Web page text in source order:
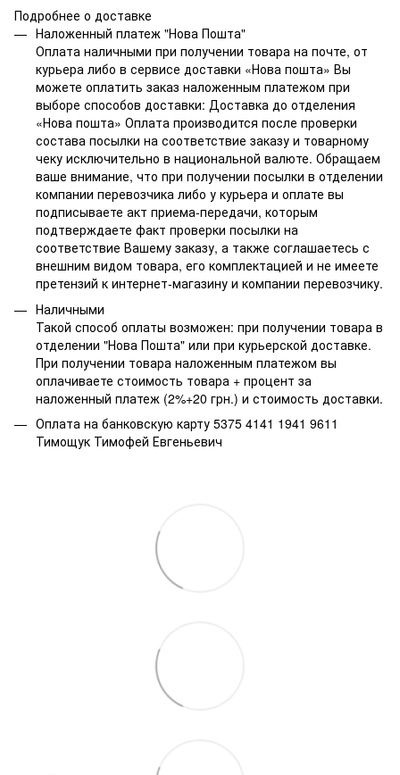
Подробнее о доставке
Наложенный платеж "Нова Пошта"
Оплата наличными при получении товара на почте, от
курьера либо в сервисе доставки «Нова пошта» Вы
можете оплатить заказ наложенным платежом при
выборе способов доставки: Доставка до отделения
«Нова пошта» Оплата производится после проверки
состава посылки на соответствие заказу и товарному
чеку исключительно в национальной валюте. Обращаем
ваше внимание, что при получении посылки в отделении
компании перевозчика либо у курьера и оплате вы
подписываете акт приема-передачи, которым
подтверждаете факт проверки посылки на
соответствие Вашему заказу, а также соглашаетесь с
внешним видом товара, его комплектацией и не имеете
претензий к интернет-магазину и компании перевозчику.
Наличными
Такой способ оплаты возможен: при получении товара в
отделении "Нова Пошта" или при курьерской доставке.
При получении товара наложенным платежом вы
оплачиваете стоимость товара + процент за
наложенный платеж (2%+20 грн.) и стоимость доставки.
Оплата на банковскую карту 5375 4141 1941 9611
Тимощук Тимофей Евгеньевич